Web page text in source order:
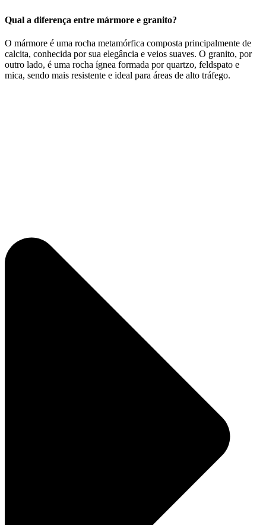
Qual a diferença entre mármore e granito?
O mármore é uma rocha metamórfica composta principalmente de
calcita, conhecida por sua elegância e veios suaves. O granito, por
outro lado, é uma rocha ígnea formada por quartzo, feldspato e
mica, sendo mais resistente e ideal para áreas de alto tráfego.